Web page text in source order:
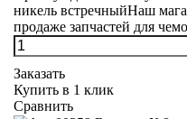
никель встречныйНаш
продаже запчастей для
Заказать
Купить в 1 клик
Сравнить